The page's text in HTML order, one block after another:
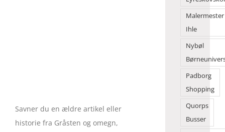
Savner du en ældre artikel eller
historie fra Gråsten og omegn,
Malermester
Ihle
Nybøl
Padborg
Shopping
Quorps
Busser